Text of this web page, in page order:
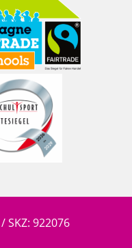
922076